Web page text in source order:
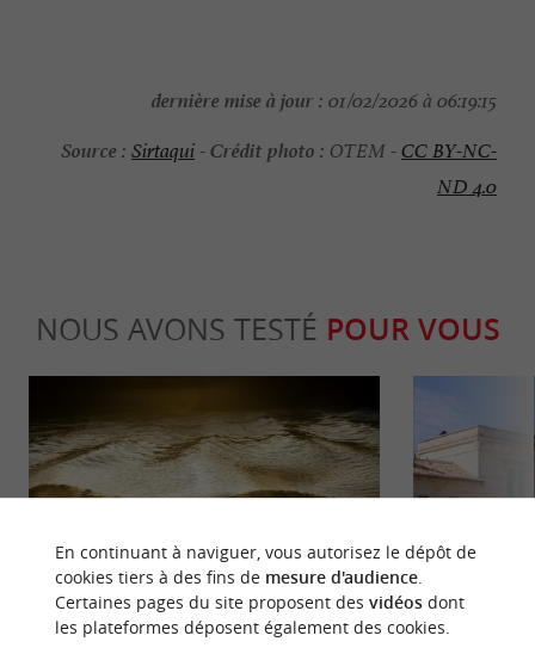
dernière mise à jour : 01/02/2026 à 06:19:15
Source : Sirtaqui-Crédit photo : OTEM -CC BY-NC-
ND 4.0
NOUS AVONS TESTÉ POUR VOUS
Venez voir le mascaret ! Vague géante
Sportive
Château
Séjours /
En continuant à naviguer, vous autorisez le dépôt de
cookies tiers à des fins de mesure d'audience.
Certaines pages du site proposent des vidéosdont
les plateformes déposent également des cookies.